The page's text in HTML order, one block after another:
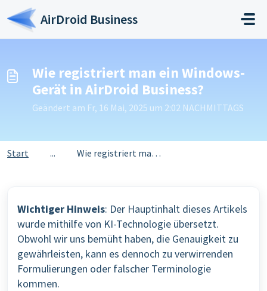
Zum hauptsächlichen Inhalt gehen
AirDroid Business
Wie registriert man ein Windows-
Gerät in AirDroid Business?
Geändert am Fr, 16 Mai, 2025 um 2:02 NACHMITTAGS
Start ... Wie registriert man ein Windows-Gerät in AirDroid Business?
Wichtiger Hinweis: Der Hauptinhalt dieses Artikels
wurde mithilfe von KI-Technologie übersetzt.
Obwohl wir uns bemüht haben, die Genauigkeit zu
gewährleisten, kann es dennoch zu verwirrenden
Formulierungen oder falscher Terminologie
kommen.